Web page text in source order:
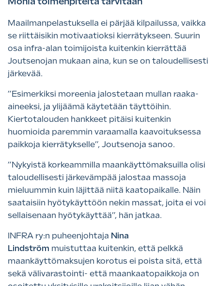
Maailmanpelastuksella ei pärjää kilpailussa, vaikka
se riittäisikin motivaatioksi kierrätykseen. Suurin
osa infra-alan toimijoista kuitenkin kierrättää
Joutsenojan mukaan aina, kun se on taloudellisesti
järkevää.
”Esimerkiksi moreenia jalostetaan mullan raaka-
aineeksi, ja ylijäämä käytetään täyttöihin.
Kiertotalouden hankkeet pitäisi kuitenkin
huomioida paremmin varaamalla kaavoituksessa
paikkoja kierrätykselle”, Joutsenoja sanoo.
”Nykyistä korkeammilla maankäyttömaksuilla olisi
taloudellisesti järkevämpää jalostaa massoja
mieluummin kuin läjittää niitä kaatopaikalle. Näin
saataisiin hyötykäyttöön nekin massat, joita ei voi
sellaisenaan hyötykäyttää”, hän jatkaa.
INFRA ry:n puheenjohtaja Nina
Lindström muistuttaa kuitenkin, että pelkkä
maankäyttömaksujen korotus ei poista sitä, että
sekä välivarastointi- että maankaatopaikkoja on